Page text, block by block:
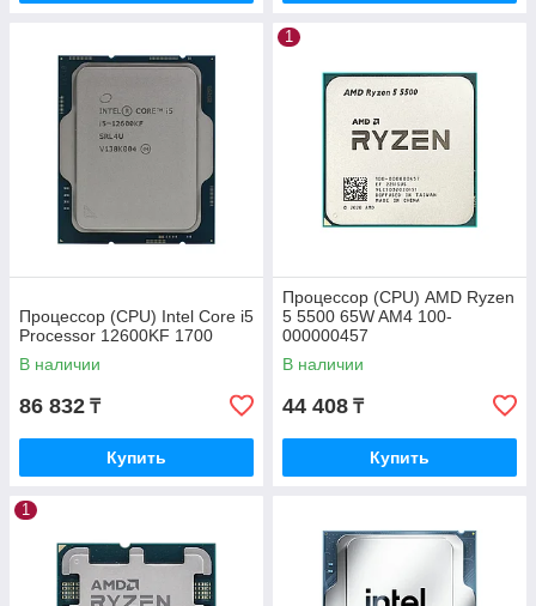
Процессор (CPU) Intel Core i5
Processor 12600KF 1700
В наличии
86 832 ₸
Купить
1
Процессор (CPU) AMD Ryzen
5 5500 65W AM4 100-
000000457
В наличии
44 408 ₸
Купить
1